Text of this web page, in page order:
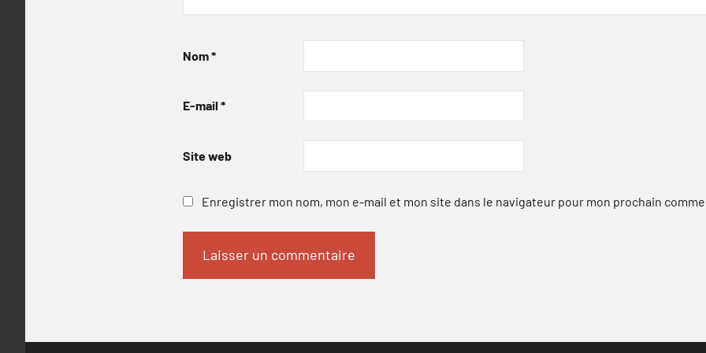
Nom*
E-mail *
Site web
Enregistrer mon nom, mon e-mail et mon site dans le navigateur pour mon prochain